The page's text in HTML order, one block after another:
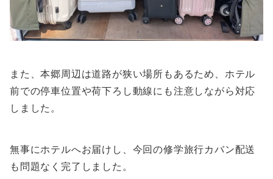
また、本郷周辺は道路が狭い場所もあるため、ホテル
前での停車位置や荷下ろし動線にも注意しながら対応
しました。
無事にホテルへお届けし、今回の修学旅行カバン配送
も問題なく完了しました。